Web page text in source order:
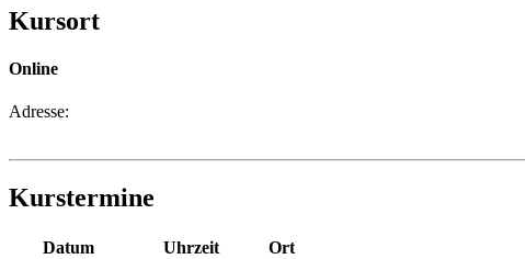
Kursort
Online
Adresse:
Kurstermine
Datum Uhrzeit
Ort